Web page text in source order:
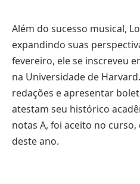
Além do sucesso musical,
expandindo suas
fevereiro, ele se inscreveu
na Universidade de
redações e apresentar
atestam seu histórico
notas A, foi aceito no
deste ano.